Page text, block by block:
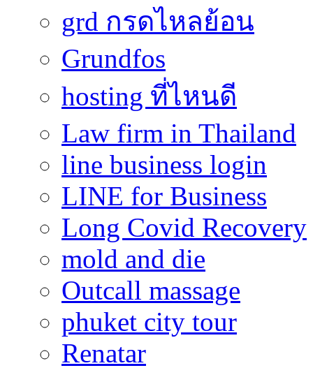
grd กรดไหลย้อน
Grundfos
hosting ที่ไหนดี
Law firm in Thailand
line business login
LINE for Business
Long Covid Recovery
mold and die
Outcall massage
phuket city tour
Renatar